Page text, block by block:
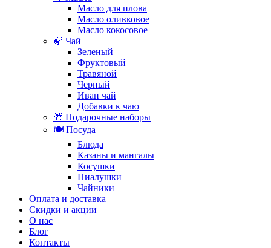
Масло для плова
Масло оливковое
Масло кокосовое
🍃 Чай
Зеленый
Фруктовый
Травяной
Черный
Иван чай
Добавки к чаю
🎁 Подарочные наборы
🍽️ Посуда
Блюда
Казаны и мангалы
Косушки
Пиалушки
Чайники
Оплата и доставка
Скидки и акции
О нас
Блог
Контакты